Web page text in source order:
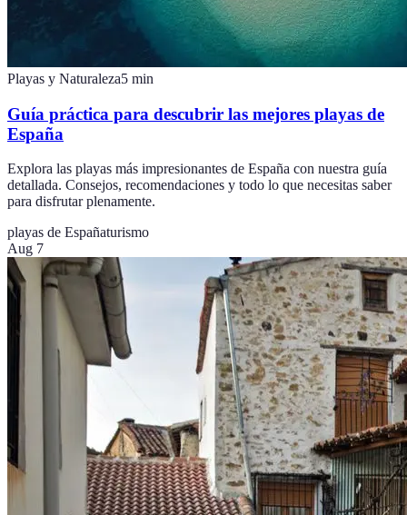
Playas y Naturaleza5 min
Guía práctica para descubrir las mejores playas de
España
Explora las playas más impresionantes de España con nuestra guía
detallada. Consejos, recomendaciones y todo lo que necesitas saber
para disfrutar plenamente.
playas de Españaturismo
Aug 7